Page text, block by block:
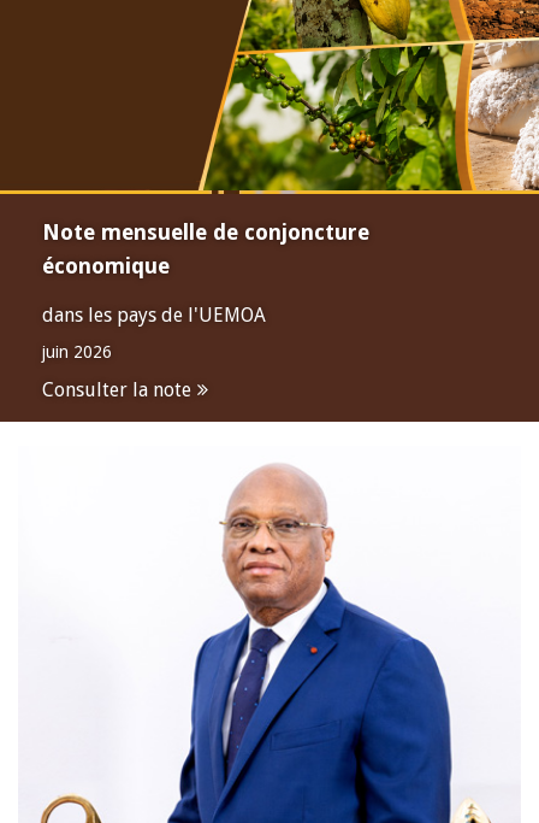
Note mensuelle de conjoncture
économique
dans les pays de l'UEMOA
juin 2026
Consulter la note